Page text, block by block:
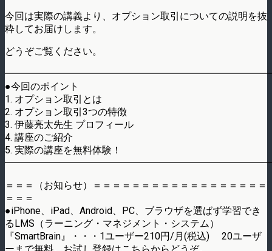
今回は実際の講義より、オプション取引についての説明を抜
粋してお届けします。
どうぞご覧ください。
●今回のポイント
1. オプション取引とは
2. オプション取引3つの特徴
3. 伊藤亮太先生 プロフィール
4. 講座のご紹介
5. 実際の講座を無料体験！
＝＝＝（お知らせ）＝＝＝＝＝＝＝＝＝＝＝＝＝＝＝＝＝＝
＝＝＝
●iPhone、iPad、Android、PC、ブラウザを選ばず学習でき
るLMS（ラーニング・マネジメント・システム）
『SmartBrain』・・・1ユーザー210円/月(税込) 20ユーザ